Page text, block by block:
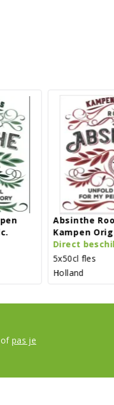
Absinthe Rood + Lepel
Kampen Originals 78%
Direct beschikbaar
of pas je